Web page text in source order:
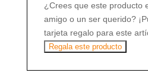
¿Crees que este producto
amigo o un ser querido?
tarjeta regalo para este
Regala este producto